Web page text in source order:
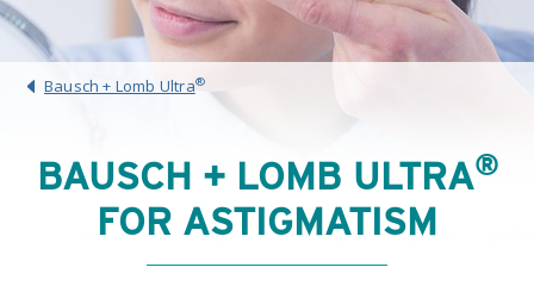
Bausch + Lomb Ultra®
BAUSCH + LOMB ULTRA®
FOR ASTIGMATISM